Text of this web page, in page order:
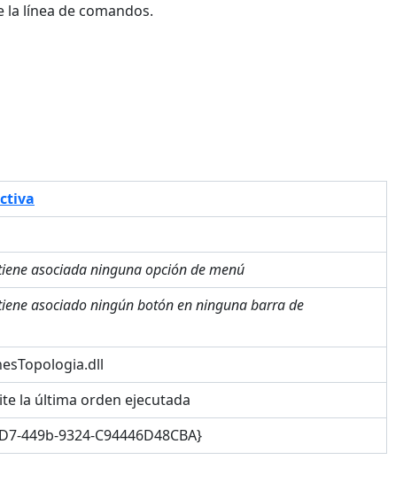
la línea de comandos.
asociada ninguna opción de menú
asociado ningún botón en ninguna barra de
la última orden ejecutada
449b-9324-C94446D48CBA}